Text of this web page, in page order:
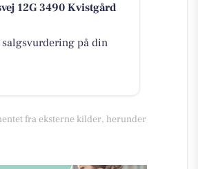
12G 3490 Kvistgård
salgsvurdering på din
fra eksterne kilder, herunder